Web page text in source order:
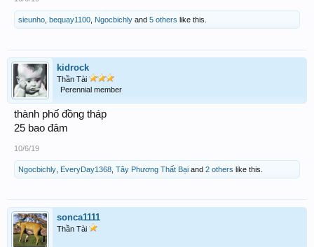
sieunho bequay1100 Ngocbichly and 5 others like this.
kidrock
Thần Tài
Perennial member
thành phố đồng tháp
25 bao đâm
10/6/19
Ngocbichly EveryDay1368 Tây Phương Thất Bại and 2 others like this.
sonca1111
Thần Tài